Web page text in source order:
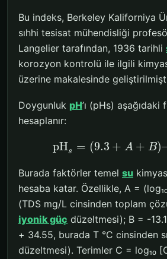
Bu indeks, Berkeley Kaliforniya
sıhhi tesisat mühendisliği
Langelier tarafından, 1936 tarihli
korozyon kontrolü ile ilgili
üzerine makalesinde
Doygunluk pH’ı (pHs)
hesaplanır:
pHs = (9.3 + A + B)–
Burada faktörler temel su
hesaba katar. Özellikle, A =
(TDS mg/L cinsinden toplam
iyonik güç düzeltmesi); B = -
+ 34.55, burada T °C cinsinden
düzeltmesi). Terimler C = log₁₀